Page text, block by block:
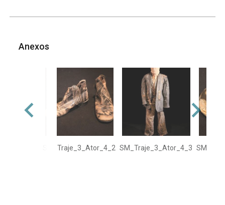
Anexos
SM_Traje_3_Ator_4_2 SM_Traje_3_Ator_4_3